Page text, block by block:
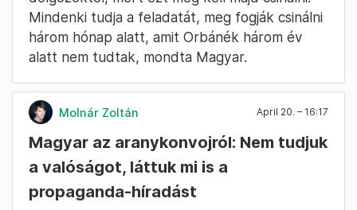
Mindenki tudja a feladatát, meg fogják csinálni
három hónap alatt, amit Orbánék három év
alatt nem tudtak, mondta Magyar.
Molnár Zoltán April 20. – 16:17
Magyar az aranykonvojról: Nem tudjuk
a valóságot, láttuk mi is a
propaganda-híradást